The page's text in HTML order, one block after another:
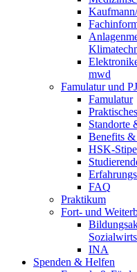
mwd
Famulatur und PJ
Famulatur
Standorte
Benefits &
HSK-
FAQ
Praktikum
Fort- und
INA
Spenden & Helfen